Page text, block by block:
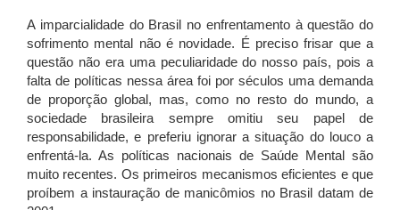
A imparcialidade do Brasil no enfrentamento à questão do
sofrimento mental não é novidade. É preciso frisar que a
questão não era uma peculiaridade do nosso país, pois a
falta de políticas nessa área foi por séculos uma demanda
de proporção global, mas, como no resto do mundo, a
sociedade brasileira sempre omitiu seu papel de
responsabilidade, e preferiu ignorar a situação do louco a
enfrentá-la. As políticas nacionais de Saúde Mental são
muito recentes. Os primeiros mecanismos eficientes e que
proíbem a instauração de manicômios no Brasil datam de